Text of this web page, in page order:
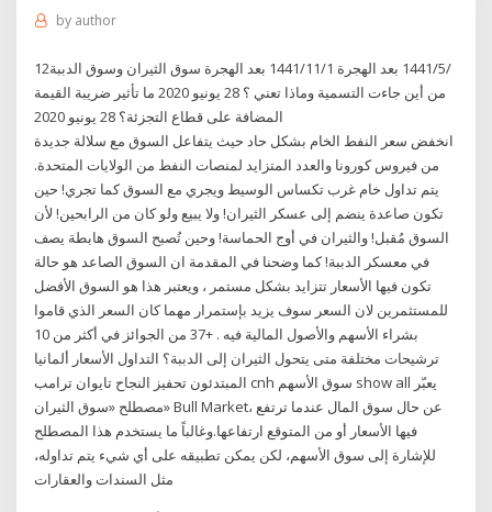
by author
12‏‏/5‏‏/1441 بعد الهجرة 1‏‏/11‏‏/1441 بعد الهجرة سوق الثيران وسوق الدببة
من أين جاءت التسمية وماذا تعني ؟ 28 يونيو 2020 ما تأثير ضريبة القيمة
المضافة على قطاع التجزئة؟ 28 يونيو 2020
انخفض سعر النفط الخام بشكل حاد حيث يتفاعل السوق مع سلالة جديدة
من فيروس كورونا والعدد المتزايد لمنصات النفط من الولايات المتحدة.
يتم تداول خام غرب تكساس الوسيط ويجري مع السوق كما تجري! حين
تكون صاعدة ينضم إلى عسكر الثيران! ولا يبيع ولو كان من الرابحين! لأن
السوق مُقبل! والثيران في أوج الحماسة! وحين تُصبح السوق هابطة يصف
في معسكر الدببة! كما وضحنا في المقدمة ان السوق الصاعد هو حالة
تكون فيها الأسعار تتزايد بشكل مستمر ، ويعتبر هذا هو السوق الأفضل
للمستثمرين لان السعر سوف يزيد بإستمرار مهما كان السعر الذي قاموا
بشراء الأسهم والأصول المالية فيه . +37 من الجوائز في أكثر من 10
ترشيحات مختلفة متى يتحول الثيران إلى الدببة؟ التداول الأسعار ألمانيا
المبتدئون تحفيز النجاح تايوان ترامب cnh سوق الأسهم show all يعبّر
مصطلح «سوق الثيران» Bull Market، عن حال سوق المال عندما ترتفع
فيها الأسعار أو من المتوقع ارتفاعها.وغالباً ما يستخدم هذا المصطلح
للإشارة إلى سوق الأسهم، لكن يمكن تطبيقه على أي شيء يتم تداوله،
مثل السندات والعقارات